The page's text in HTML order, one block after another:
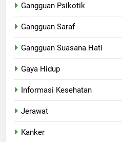
Gangguan Psikotik
Gangguan Saraf
Gangguan Suasana Hati
Gaya Hidup
Informasi Kesehatan
Jerawat
Kanker